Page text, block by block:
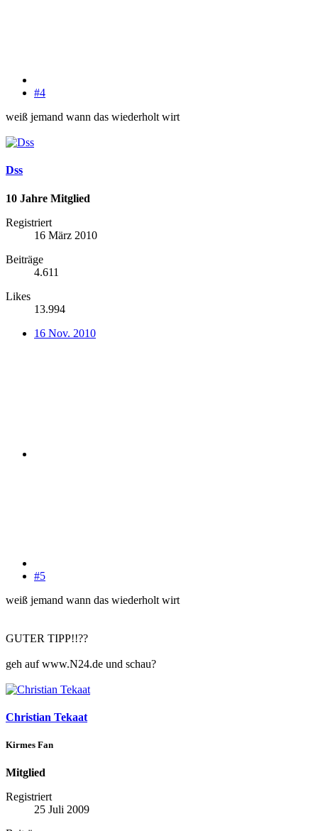
#4
weiß jemand wann das wiederholt wirt
Dss
10 Jahre Mitglied
Registriert
16 März 2010
Beiträge
4.611
Likes
13.994
16 Nov. 2010
#5
weiß jemand wann das wiederholt wirt
GUTER TIPP!!??
geh auf www.N24.de und schau?
Christian Tekaat
Kirmes Fan
Mitglied
Registriert
25 Juli 2009